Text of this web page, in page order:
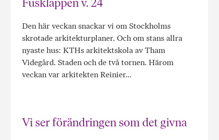
Den här veckan snackar vi om Stockholms
skrotade arkitekturplaner. Och om stans allra
nyaste hus: KTHs arkitektskola av Tham
Videgård. Staden och de två tornen. Härom
veckan var arkitekten Reinier…
Vi ser förändringen som det givna